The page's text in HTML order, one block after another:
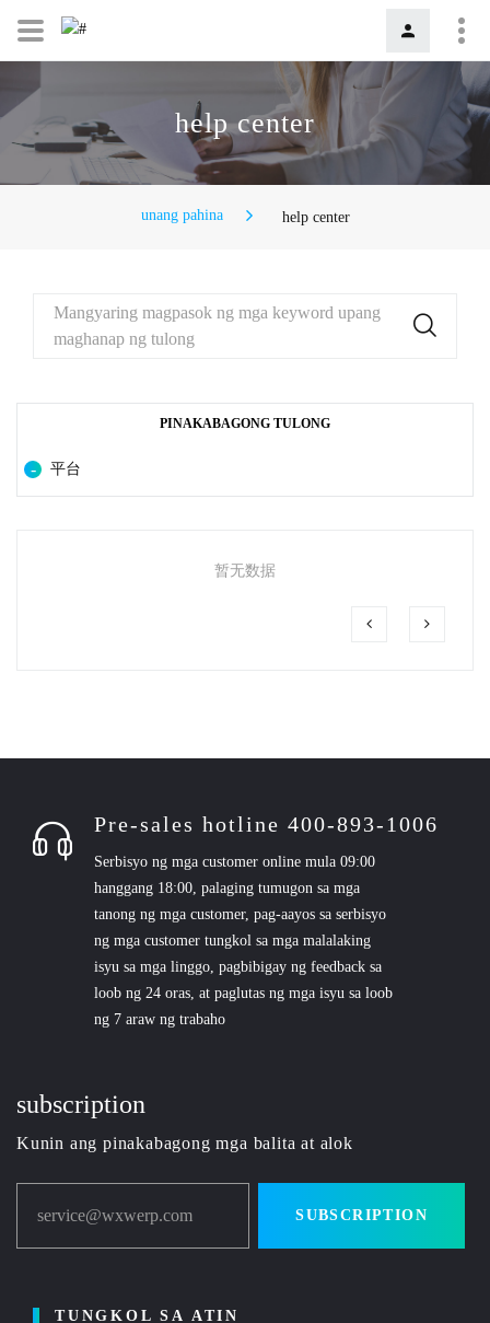
help center
unang pahina help center
Mangyaring magpasok ng mga keyword upang
maghanap ng tulong
PINAKABAGONG TULONG
平台
暂无数据
Pre-sales hotline 400-893-1006
Serbisyo ng mga customer online mula 09:00
hanggang 18:00, palaging tumugon sa mga
tanong ng mga customer, pag-aayos sa serbisyo
ng mga customer tungkol sa mga malalaking
isyu sa mga linggo, pagbibigay ng feedback sa
loob ng 24 oras, at paglutas ng mga isyu sa loob
ng 7 araw ng trabaho
subscription
Kunin ang pinakabagong mga balita at alok
service@wxwerp.com SUBSCRIPTION
TUNGKOL SA ATIN